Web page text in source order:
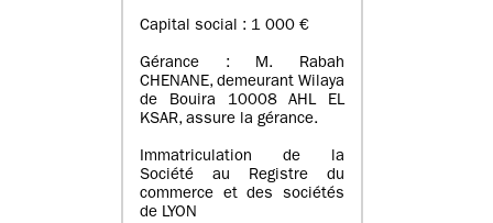
Capital social : 1 000 €
Gérance : M. Rabah
CHENANE, demeurant Wilaya
de Bouira 10008 AHL EL
KSAR, assure la gérance.
Immatriculation de la
Société au Registre du
commerce et des sociétés
de LYON